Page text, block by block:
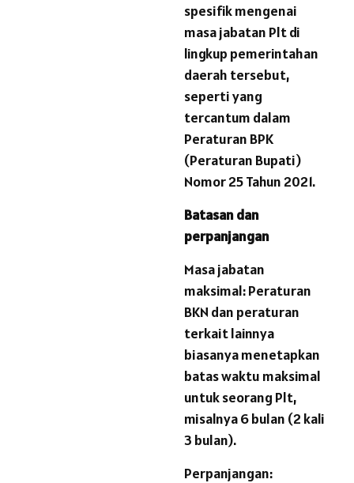
spesifik mengenai
masa jabatan Plt di
lingkup pemerintahan
daerah tersebut,
seperti yang
tercantum dalam
Peraturan BPK
(Peraturan Bupati)
Nomor 25 Tahun 2021.
Batasan dan
perpanjangan
Masa jabatan
maksimal: Peraturan
BKN dan peraturan
terkait lainnya
biasanya menetapkan
batas waktu maksimal
untuk seorang Plt,
misalnya 6 bulan (2 kali
3 bulan).
Perpanjangan: